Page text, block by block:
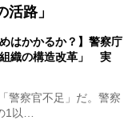
路」
はかかるか？】警察庁
織の構造改革」 実
警察官不足」だ。警察
1以…